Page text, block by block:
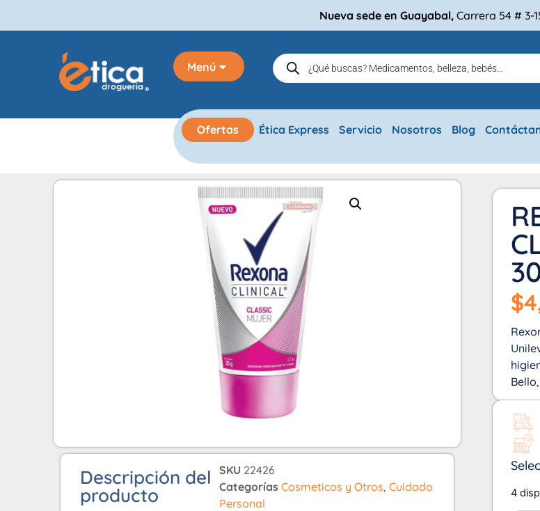
Nueva sede en Guayabal, Carrera 54 # 3-
Menú
Ofertas Ética Express Servicio Nosotros Blog
Descripción del
producto
SKU 22426
Categorías Cosmeticos y Otros,Cuidado
Personal
$
4